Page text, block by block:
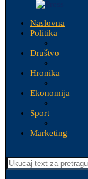
Naslovna
Politika
Društvo
Hronika
Ekonomija
Sport
Marketing